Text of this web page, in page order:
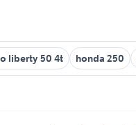
liberty 50 4t honda 250